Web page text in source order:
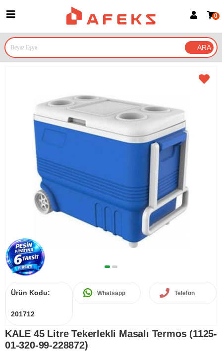
Google İle Bağlan
0
Ürün Kodu:
201712
Whatsapp Telefon
KALE 45 Litre Tekerlekli Masalı Termos (1125-
01-320-99-228872)